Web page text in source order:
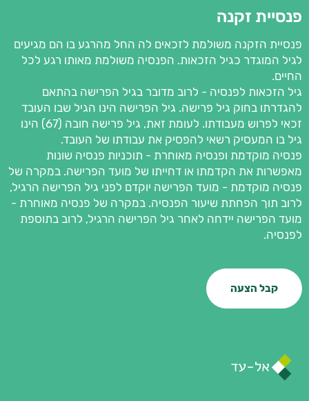
פנסיית זקנה
פנסיית הזקנה משולמת לזכאים לה החל מהרגע בו הם מגיעים
לגיל המוגדר כגיל הזכאות. הפנסיה משולמת מאותו רגע לכל
החיים.
גיל הזכאות לפנסיה - לרוב מדובר בגיל הפרישה בהתאם
להגדרתו בחוק גיל פרישה. גיל הפרישה הינו הגיל שבו העובד
זכאי לפרוש מעבודתו. לעומת זאת, גיל פרישה חובה (67) הינו
גיל בו המעסיק רשאי להפסיק את עבודתו של העובד.
פנסיה מוקדמת ופנסיה מאוחרת - תוכניות פנסיה שונות
מאפשרות את הקדמתו או דחייתו של מועד הפרישה. במקרה של
פנסיה מוקדמת - מועד הפרישה יוקדם לפני גיל הפרישה הרגיל,
לרוב תוך הפחתת שיעור הפנסיה. במקרה של פנסיה מאוחרת -
מועד הפרישה יידחה לאחר גיל הפרישה הרגיל, לרוב בתוספת
לפנסיה.
קבל הצעה